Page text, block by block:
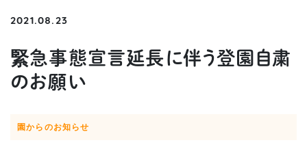
2021.08.23
緊急事態宣言延長に伴う登園自粛
のお願い
園からのお知らせ